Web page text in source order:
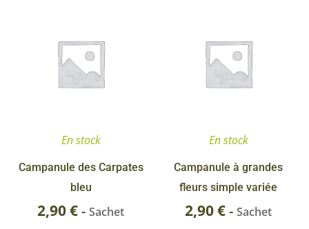
En stock
Campanule des Carpates
bleu
2,90€- Sachet
En stock
Campanule à grandes
fleurs simple variée
2,90€- Sachet